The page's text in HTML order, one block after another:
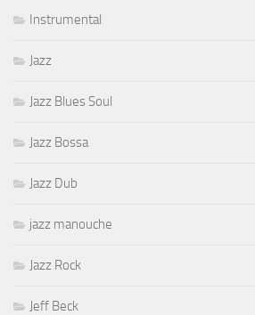
Instrumental
Jazz
Jazz Blues Soul
Jazz Bossa
Jazz Dub
jazz manouche
Jazz Rock
Jeff Beck